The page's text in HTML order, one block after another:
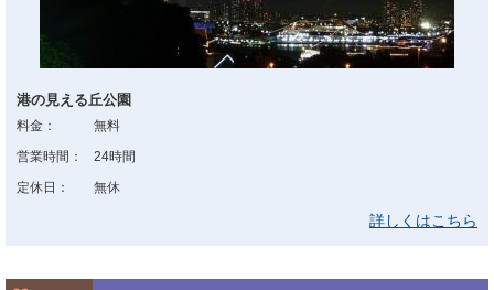
港の見える丘公園
料金：
無料
営業時間：
24時間
定休日：
無休
詳しくはこちら